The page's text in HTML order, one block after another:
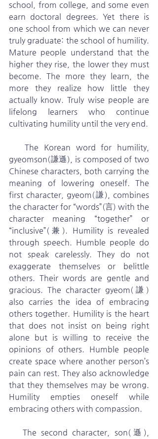
school, from college, and some even
earn doctoral degrees. Yet there is
one school from which we can never
truly graduate: the school of humility.
Mature people understand that the
higher they rise, the lower they must
become. The more they learn, the
more they realize how little they
actually know. Truly wise people are
lifelong learners who continue
cultivating humility until the very end.
   The Korean word for humility,
gyeomson(謙遜), is composed of two
Chinese characters, both carrying the
meaning of lowering oneself. The
first character, gyeom(謙), combines
the character for “words”(言) with the
character meaning “together” or
“inclusive”(兼). Humility is revealed
through speech. Humble people do
not speak carelessly. They do not
exaggerate themselves or belittle
others. Their words are gentle and
gracious. The character gyeom(謙)
also carries the idea of embracing
others together. Humility is the heart
that does not insist on being right
alone but is willing to receive the
opinions of others. Humble people
create space where another person’s
pain can rest. They also acknowledge
that they themselves may be wrong.
Humility empties oneself while
embracing others with compassion.